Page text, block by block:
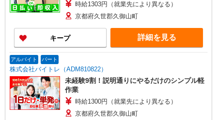
時給1303円（就業先により異なる）
京都府久世郡久御山町
キープ 詳細を見る
アルバイト パート
株式会社バイトレ（ADM810822）
未経験9割！説明通りにやるだけのシンプル軽
作業
時給1300円（就業先により異なる）
京都府久世郡久御山町